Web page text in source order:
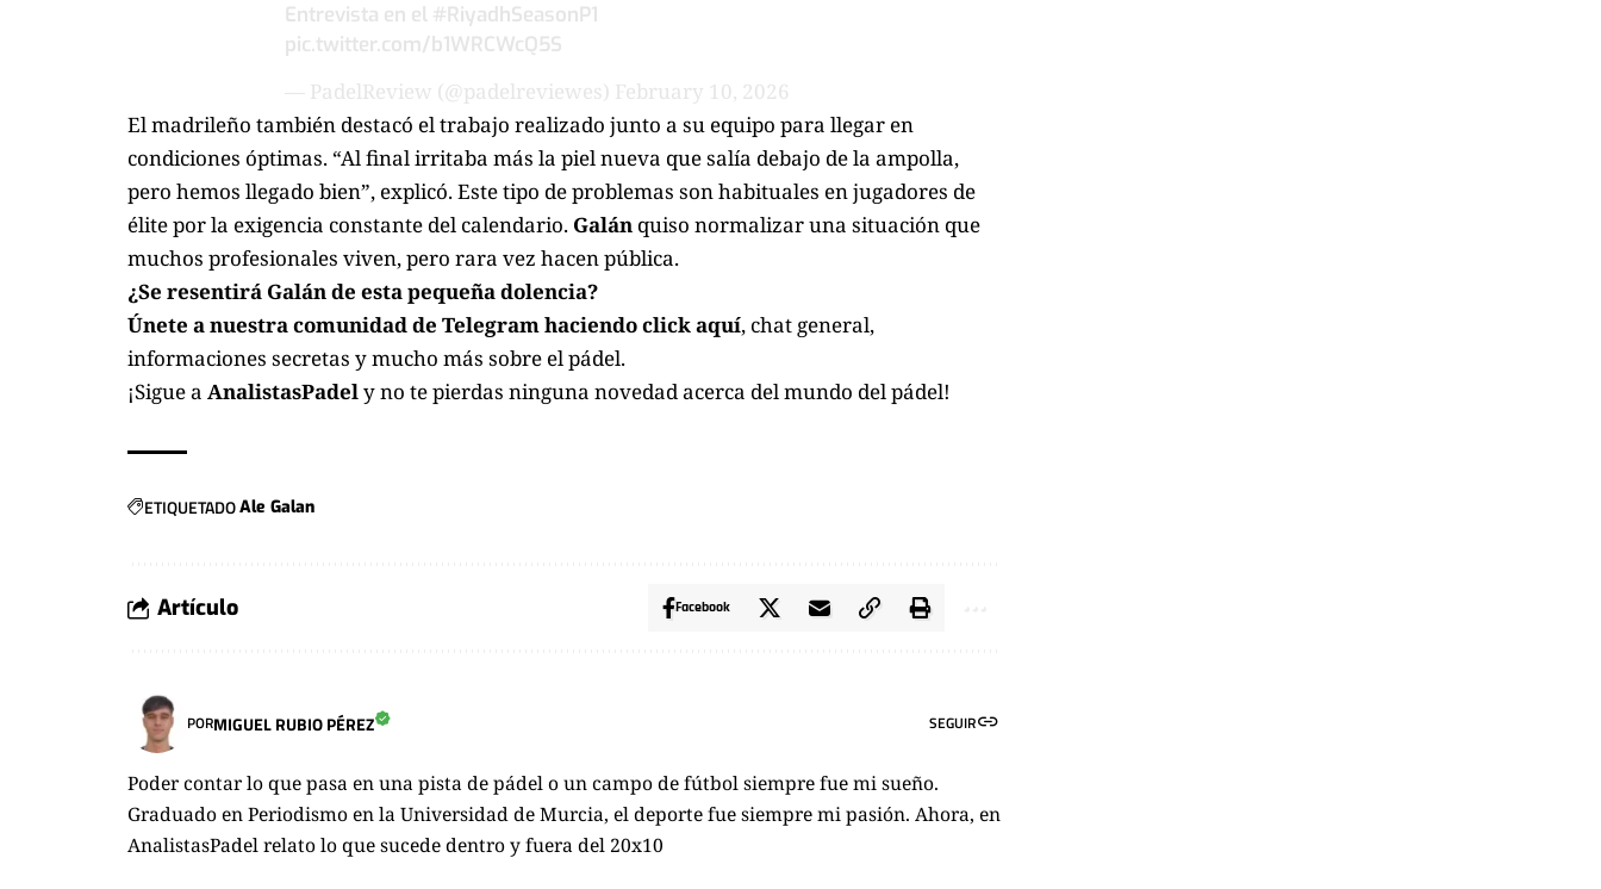
Entrevista en el #RiyadhSeasonP1
pic.twitter.com/b1WRCWcQ5S
— PadelReview (@padelreviewes) February 10, 2026
El madrileño también destacó el trabajo realizado junto a su equipo para llegar en
condiciones óptimas. “Al final irritaba más la piel nueva que salía debajo de la ampolla,
pero hemos llegado bien”, explicó. Este tipo de problemas son habituales en jugadores de
élite por la exigencia constante del calendario. Galán quiso normalizar una situación que
muchos profesionales viven, pero rara vez hacen pública.
¿Se resentirá Galán de esta pequeña dolencia?
Únete a nuestra comunidad de Telegram haciendo click aquí, chat general,
informaciones secretas y mucho más sobre el pádel.
¡Sigue a AnalistasPadely no te pierdas ninguna novedad acerca del mundo del pádel!
ETIQUETADOAle Galan
Artículo Facebook
PORMIGUEL RUBIO PÉREZ SEGUIR
Poder contar lo que pasa en una pista de pádel o un campo de fútbol siempre fue mi sueño.
Graduado en Periodismo en la Universidad de Murcia, el deporte fue siempre mi pasión. Ahora, en
AnalistasPadel relato lo que sucede dentro y fuera del 20x10